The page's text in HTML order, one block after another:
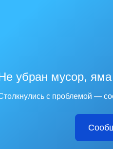
убран мусор,
с проблемой —